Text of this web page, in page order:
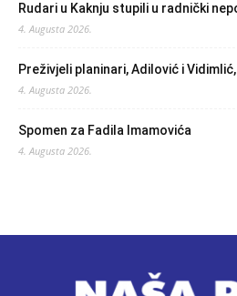
Rudari u Kaknju stupili u radnički
4. Augusta 2026.
Preživjeli planinari, Adilović i
4. Augusta 2026.
Spomen za Fadila Imamovića
4. Augusta 2026.